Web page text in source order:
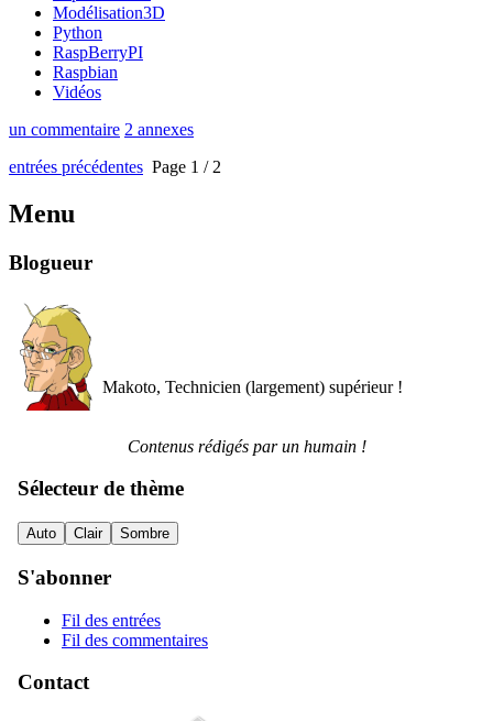
Modélisation3D
Python
RaspBerryPI
Raspbian
Vidéos
un commentaire 2 annexes
entrées précédentes Page 1 / 2
Menu
Blogueur
Makoto, Technicien (largement) supérieur !
Contenus rédigés par un humain !
Sélecteur de thème
Auto Clair Sombre
S'abonner
Fil des entrées
Fil des commentaires
Contact